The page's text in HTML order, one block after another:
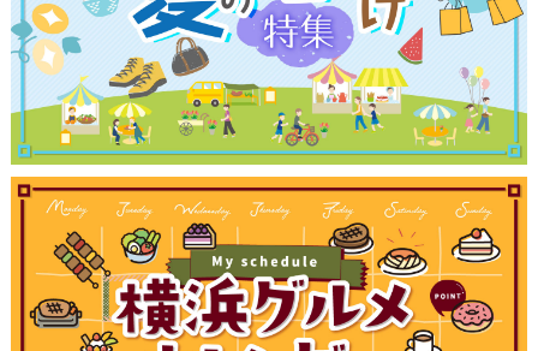
観光ガイド
ランキング
ブログ記事
サイトについて